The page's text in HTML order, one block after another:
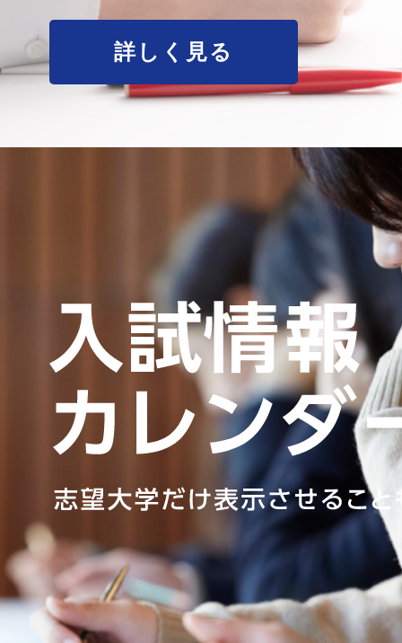
詳しく見る